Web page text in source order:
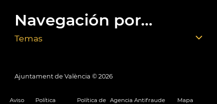
Navegación por...
Temas
Ajuntament de València © 2026
Aviso
Política
Política de Agencia Antifraude
Mapa